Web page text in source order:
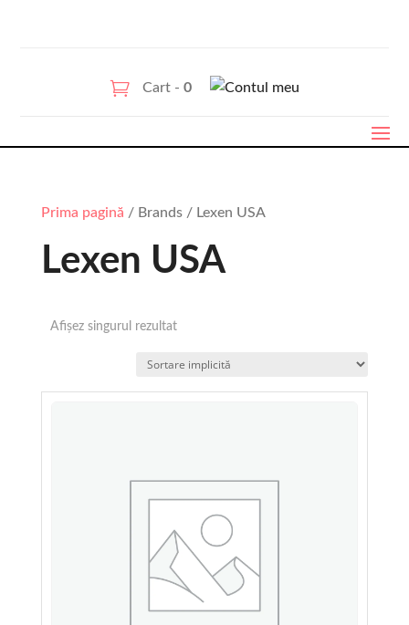
Cart - 0
Prima pagină / Brands / Lexen USA
Lexen USA
Afișez singurul rezultat